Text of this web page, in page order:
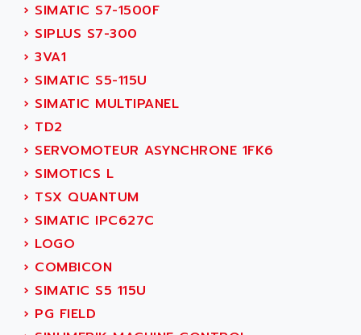
SMC200
ADVANTYS TELEFAST
TELEFAST ABE7
750
AT
TC2000
MOVITRON
SMC100
690 SERIE
ECODRIVE
CHARGEUR
NUM 720
SINUMERIK 802
AMDV
AMERICAN DYNAMICS
AMERICAN MEGATRENDS
AMERICAN MICROSEMICONDUCTOR
AMERICAN MICROSEMICONDUCTOR INC
AMERICAN STD INC
AMERSHAM
AMET
AMETEK
AMETHERM
AMI SEMICONDUCTOR
AMIC TECHNOLOGY
AMK
› SIMATIC S7-1500F
› SIPLUS S7-300
› 3VA1
› SIMATIC S5-115U
› SIMATIC MULTIPANEL
› TD2
› SERVOMOTEUR ASYNCHRONE 1FK6
› SIMOTICS L
› TSX QUANTUM
› SIMATIC IPC627C
› LOGO
› COMBICON
› SIMATIC S5 115U
› PG FIELD